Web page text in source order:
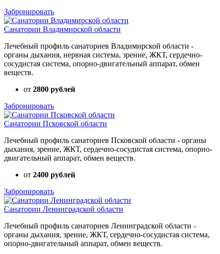
Забронировать
Санатории Владимирской области
Лечебный профиль санаториев Владимирской области -
органы дыхания, нервная система, зрение, ЖКТ, сердечно-
сосудистая система, опорно-двигательный аппарат, обмен
веществ.
от 2800 рублей
Забронировать
Санатории Псковской области
Лечебный профиль санаториев Псковской области - органы
дыхания, зрение, ЖКТ, сердечно-сосудистая система, опорно-
двигательный аппарат, обмен веществ.
от 2400 рублей
Забронировать
Санатории Ленинградской области
Лечебный профиль санаториев Ленинградской области -
органы дыхания, зрение, ЖКТ, сердечно-сосудистая система,
опорно-двигательный аппарат, обмен веществ.